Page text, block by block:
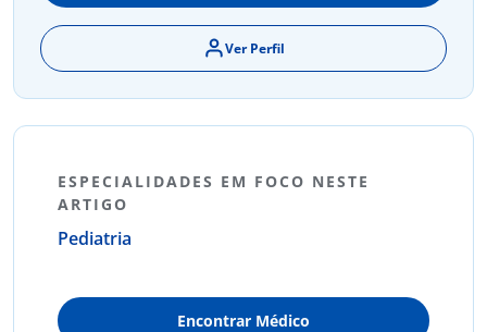
Ver Perfil
ESPECIALIDADES EM FOCO NESTE
ARTIGO
Pediatria
Encontrar Médico